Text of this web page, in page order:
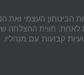
העצמי ואת
חווית ההצלחה
קבועות עם